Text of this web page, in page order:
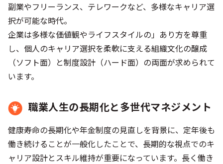
副業やフリーランス、テレワークなど、多様なキャリア選
択が可能な時代。
企業は多様な価値観やライフスタイルの」あり方を尊重
し、個人のキャリア選択を柔軟に支える組織文化の醸成
（ソフト面）と制度設計（ハード面）の両面が求められて
います。
職業人生の長期化と多世代マネジメント
健康寿命の長期化や年金制度の見直しを背景に、定年後も
働き続けることが一般化したことで、長期的な視点でのキ
ャリア設計とスキル維持が重要になっています。長く働き